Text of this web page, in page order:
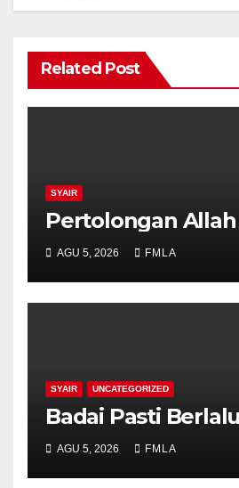
Related Post
SYAIR
Pertolongan
AGU 5, 2026 FMLA
SYAIR UNCATEGORIZED
Badai Pasti Berlalu
AGU 5, 2026 FMLA